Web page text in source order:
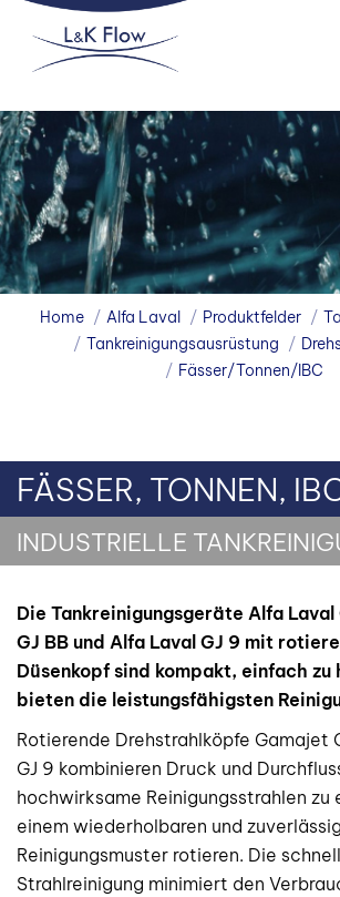
You are here:
Home Alfa Laval Produktfelder
Tankreinigungsausrüstung
Fässer/Tonnen/IBC
FÄSSER, TONNEN,
INDUSTRIELLE
Die Tankreinigungsgeräte Alfa Laval
GJ BB und Alfa Laval GJ 9 mit
Düsenkopf sind kompakt, einfach zu
bieten die leistungsfähigsten
Rotierende Drehstrahlköpfe Gamajet
GJ 9 kombinieren Druck und
hochwirksame Reinigungsstrahlen zu
einem wiederholbaren und
Reinigungsmuster rotieren. Die
Strahlreinigung minimiert den